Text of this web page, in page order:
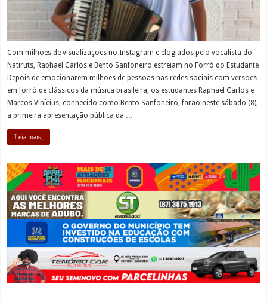
Com milhões de visualizações no Instagram e elogiados pelo vocalista do
Natiruts, Raphael Carlos e Bento Sanfoneiro estreiam no Forró do Estudante
Depois de emocionarem milhões de pessoas nas redes sociais com versões
em forró de clássicos da música brasileira, os estudantes Raphael Carlos e
Marcos Vinícius, conhecido como Bento Sanfoneiro, farão neste sábado (8),
a primeira apresentação pública da …
Leia mais;